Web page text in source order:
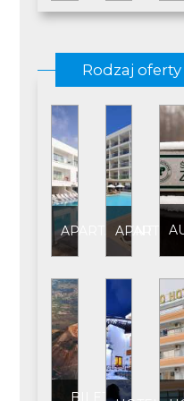
Rodzaj oferty
APARTAMENT
BILET